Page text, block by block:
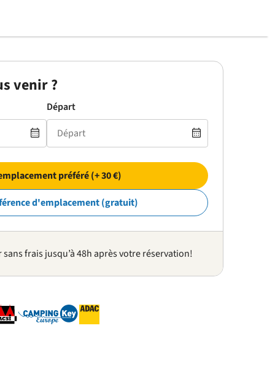
venir ?
Départ
préféré (+ 30 €)
d'emplacement (gratuit)
frais jusqu’à 48h après votre réservation!